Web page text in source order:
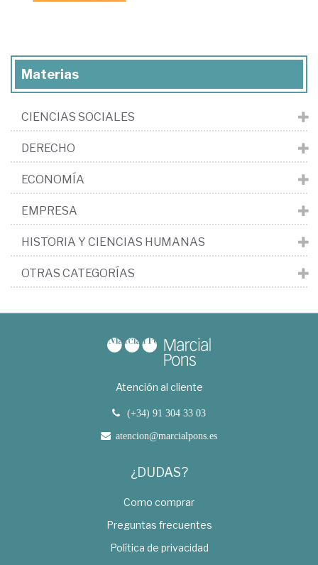
Materias
CIENCIAS SOCIALES
DERECHO
ECONOMÍA
EMPRESA
HISTORIA Y CIENCIAS HUMANAS
OTRAS CATEGORÍAS
Atención al cliente
(+34) 91 304 33 03
atencion@marcialpons.es
¿DUDAS?
Como comprar
Preguntas frecuentes
Política de privacidad